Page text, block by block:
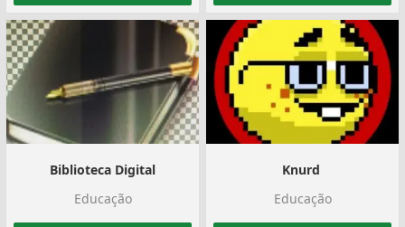
Biblioteca Digital
Educação
Knurd ️
Educação